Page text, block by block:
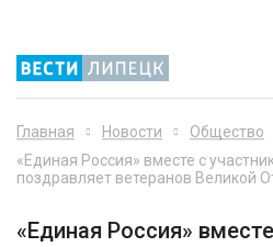
Главная Новости
Общество
«Единая Россия» вместе с
поздравляет ветеранов Великой
«Единая Россия»